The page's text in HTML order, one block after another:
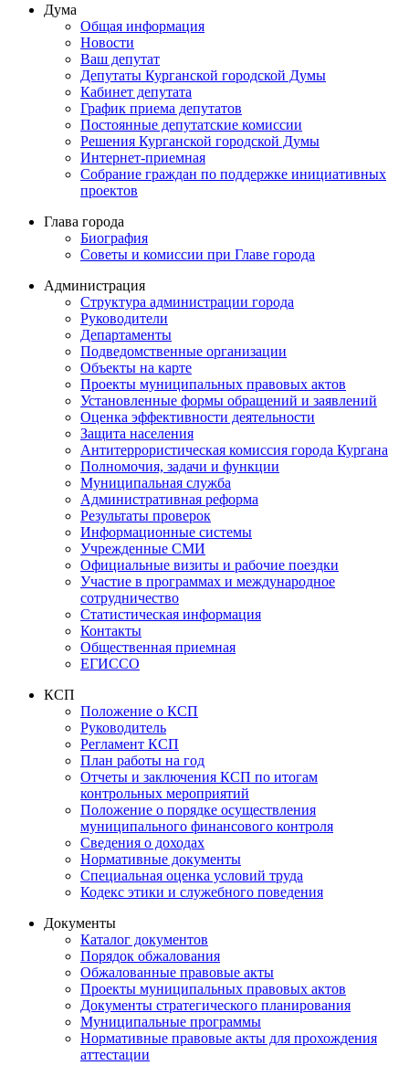
Дума
Общая информация
Новости
Ваш депутат
Депутаты Курганской городской Думы
Кабинет депутата
График приема депутатов
Постоянные депутатские комиссии
Решения Курганской городской Думы
Интернет-приемная
Собрание граждан по поддержке инициативных
проектов
Глава города
Биография
Советы и комиссии при Главе города
Администрация
Структура администрации города
Руководители
Департаменты
Подведомственные организации
Объекты на карте
Проекты муниципальных правовых актов
Установленные формы обращений и заявлений
Оценка эффективности деятельности
Защита населения
Антитеррористическая комиссия города Кургана
Полномочия, задачи и функции
Муниципальная служба
Административная реформа
Результаты проверок
Информационные системы
Учрежденные СМИ
Официальные визиты и рабочие поездки
Участие в программах и международное
сотрудничество
Статистическая информация
Контакты
Общественная приемная
ЕГИССО
КСП
Положение о КСП
Руководитель
Регламент КСП
План работы на год
Отчеты и заключения КСП по итогам
контрольных мероприятий
Положение о порядке осуществления
муниципального финансового контроля
Сведения о доходах
Нормативные документы
Специальная оценка условий труда
Кодекс этики и служебного поведения
Документы
Каталог документов
Порядок обжалования
Обжалованные правовые акты
Проекты муниципальных правовых актов
Документы стратегического планирования
Муниципальные программы
Нормативные правовые акты для прохождения
аттестации